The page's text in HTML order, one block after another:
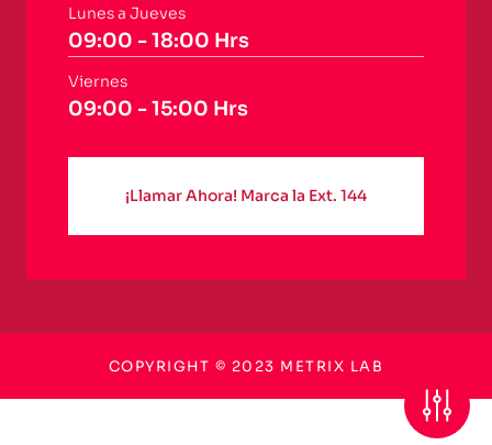
Lunes a Jueves
09:00 - 18:00 Hrs
Viernes
09:00 - 15:00 Hrs
¡Llamar Ahora! Marca la Ext. 144
COPYRIGHT © 2023 METRIX LAB